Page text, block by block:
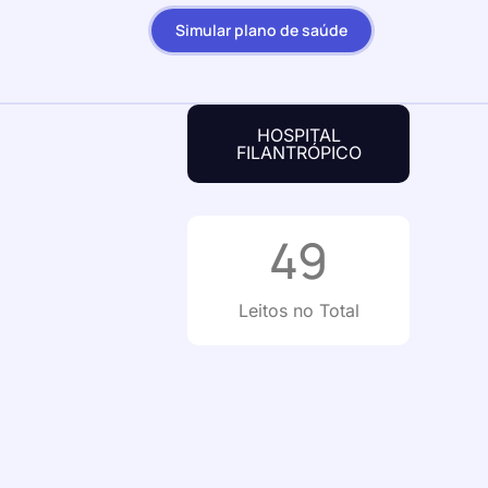
Simular plano de saúde
HOSPITAL
FILANTRÓPICO
Leitos no Total
49